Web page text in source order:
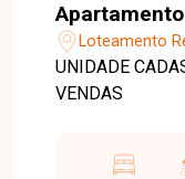
Loteamento
UNIDADE
VENDAS